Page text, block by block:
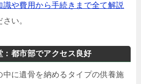
識や費用から手続きまで全て解説
い。
：都市部でアクセス良好
中に遺骨を納めるタイプの供養施